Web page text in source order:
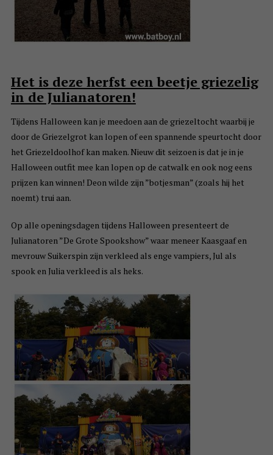
Het is deze herfst een beetje griezelig
in de Julianatoren!
Tijdens Halloween kan je meedoen aan de griezeltocht waarbij je
door de Griezelgrot kan lopen of een spannende speurtocht door
het Griezeldoolhof kan maken. Nieuw dit seizoen is dat je in je
Halloween outfit mee kan lopen op de catwalk en ook nog eens
prijzen kan winnen! Deon wilde zijn ”botjesman” (zoals hij het
noemt) trui aan.
Op alle openingsdagen tijdens Halloween presenteert de
Julianatoren ”De Grote Spookshow” waar meneer Kaasgaaf en
mevrouw Suikerspin zijn verkleed als enge vampiers, Jul als
spook en Julia verkleed is als heks.